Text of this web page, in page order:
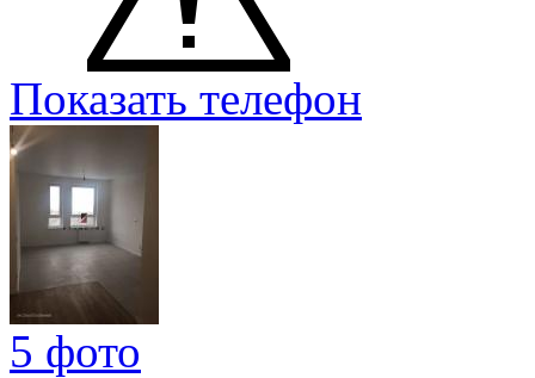
Показать телефон
5 фото